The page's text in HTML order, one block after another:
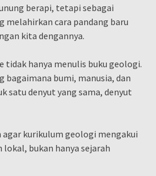
berapi, tetapi sebagai
melahirkan cara pandang baru
kita dengannya.
tidak hanya menulis buku geologi.
bagaimana bumi, manusia, dan
satu denyut yang sama, denyut
kurikulum geologi mengakui
bukan hanya sejarah